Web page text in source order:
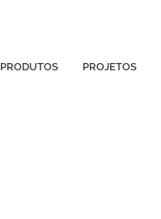
PRODUTOS PROJETOS